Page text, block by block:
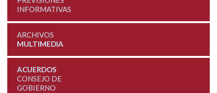
INFORMATIVAS
ARCHIVOS
MULTIMEDIA
ACUERDOS
CONSEJO DE
GOBIERNO